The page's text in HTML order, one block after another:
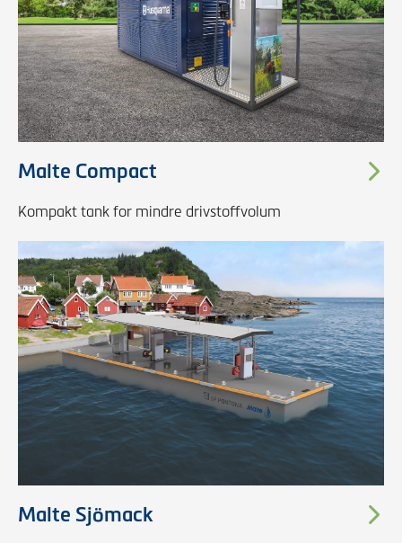
Malte Compact
Kompakt tank for mindre drivstoffvolum
Malte Sjömack